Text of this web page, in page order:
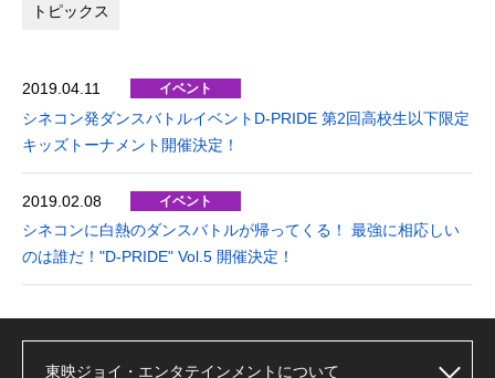
トピックス
2019.04.11 イベント
シネコン発ダンスバトルイベントD-PRIDE 第2回高校生以下限定
キッズトーナメント開催決定！
2019.02.08 イベント
シネコンに白熱のダンスバトルが帰ってくる！ 最強に相応しい
のは誰だ！"D-PRIDE" Vol.5 開催決定！
東映ジョイ・エンタテインメントについて